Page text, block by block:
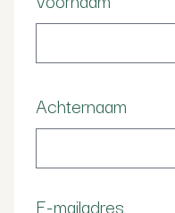
Achternaam
E-mailadres